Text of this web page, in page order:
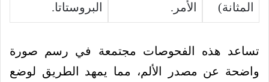
المثانة)
الأمر.
البروستاتا.
تساعد هذه الفحوصات مجتمعة في رسم صورة
واضحة عن مصدر الألم، مما يمهد الطريق لوضع